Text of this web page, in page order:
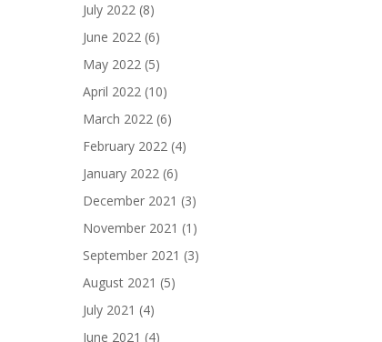
July 2022 (8)
June 2022 (6)
May 2022 (5)
April 2022 (10)
March 2022 (6)
February 2022 (4)
January 2022 (6)
December 2021 (3)
November 2021 (1)
September 2021 (3)
August 2021 (5)
July 2021 (4)
June 2021 (4)